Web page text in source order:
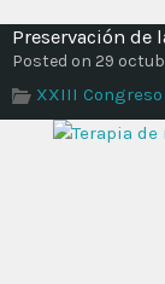
Preservación
Posted on 29
XXIII